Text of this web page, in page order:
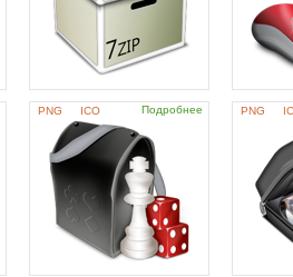
PNG ICO Подробнее PNG